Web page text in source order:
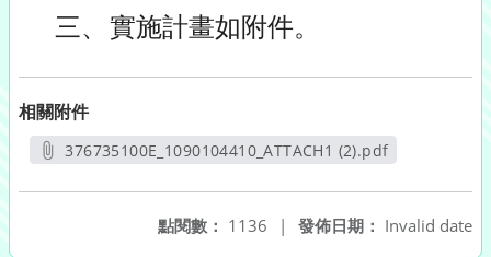
三、 實施計畫如附件。
相關附件
376735100E_1090104410_ATTACH1 (2).pdf
發佈日期： Invalid date
點閱數： 1136 |